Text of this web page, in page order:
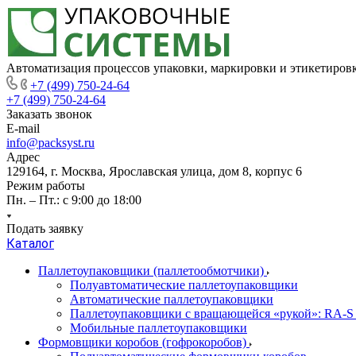
Автоматизация процессов упаковки, маркировки и
+7 (499) 750-24-64
+7 (499) 750-24-64
Заказать звонок
E-mail
info@packsyst.ru
Адрес
129164, г. Москва, Ярославская улица, дом 8, корпус 6
Режим работы
Пн. – Пт.: с 9:00 до 18:00
Подать заявку
Каталог
Паллетоупаковщики (паллетообмотчики)
Полуавтоматические паллетоупаковщики
Автоматические паллетоупаковщики
Паллетоупаковщики с вращающейся «рукой»: RA-
Мобильные паллетоупаковщики
Формовщики коробов (гофрокоробов)